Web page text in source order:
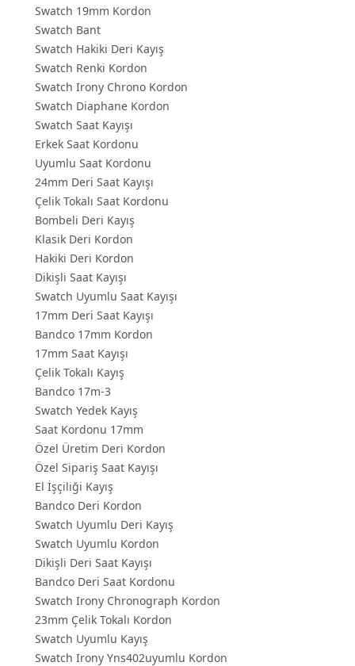
Swatch 19mm Kordon
Swatch Bant
Swatch Hakiki Deri Kayış
Swatch Renki Kordon
Swatch Irony Chrono Kordon
Swatch Diaphane Kordon
Swatch Saat Kayışı
Erkek Saat Kordonu
Uyumlu Saat Kordonu
24mm Deri Saat Kayışı
Çelik Tokalı Saat Kordonu
Bombeli Deri Kayış
Klasik Deri Kordon
Hakiki Deri Kordon
Dikişli Saat Kayışı
Swatch Uyumlu Saat Kayışı
17mm Deri Saat Kayışı
Bandco 17mm Kordon
17mm Saat Kayışı
Çelik Tokalı Kayış
Bandco 17m-3
Swatch Yedek Kayış
Saat Kordonu 17mm
Özel Üretim Deri Kordon
Özel Sipariş Saat Kayışı
El İşçiliği Kayış
Bandco Deri Kordon
Swatch Uyumlu Deri Kayış
Swatch Uyumlu Kordon
Dikişli Deri Saat Kayışı
Bandco Deri Saat Kordonu
Swatch Irony Chronograph Kordon
23mm Çelik Tokalı Kordon
Swatch Uyumlu Kayış
Swatch Irony Yns402uyumlu Kordon